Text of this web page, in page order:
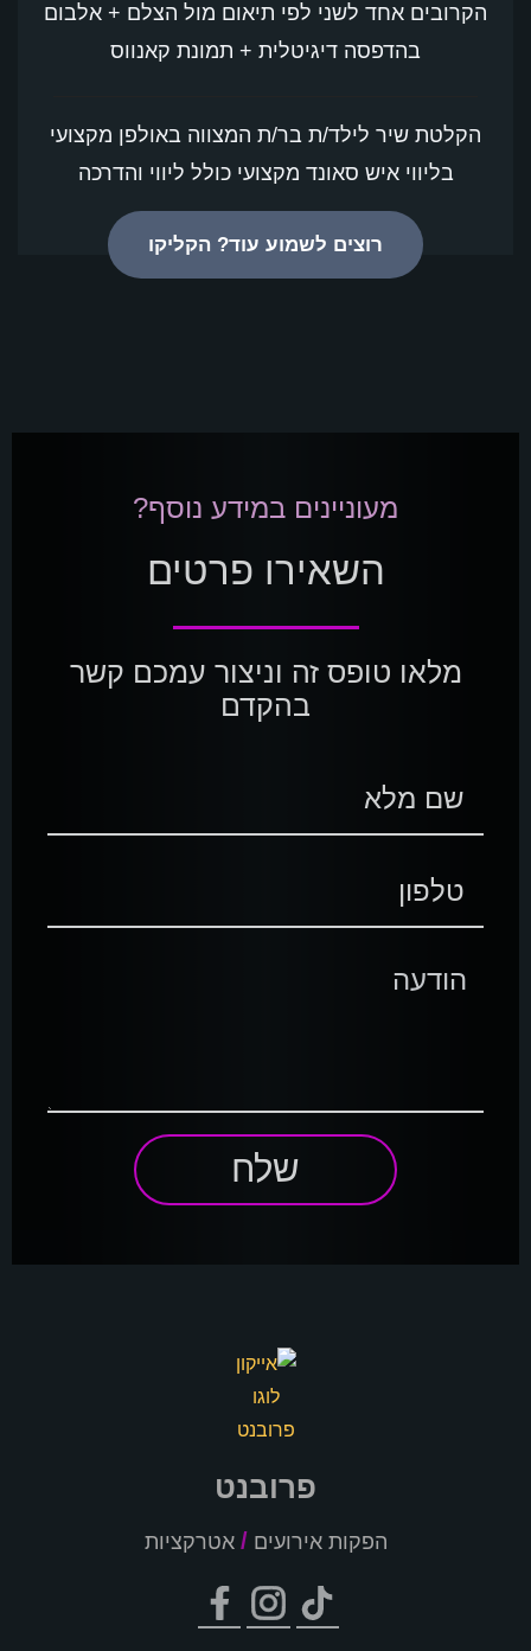
הקרובים אחד לשני לפי תיאום מול הצלם + אלבום
בהדפסה דיגיטלית + תמונת קאנווס
הקלטת שיר לילד/ת בר/ת המצווה באולפן מקצועי
בליווי איש סאונד מקצועי כולל ליווי והדרכה
רוצים לשמוע עוד? הקליקו
מעוניינים במידע נוסף?
השאירו פרטים
מלאו טופס זה וניצור עמכם קשר
בהקדם
שלח
פרובנט
הפקות אירועים / אטרקציות